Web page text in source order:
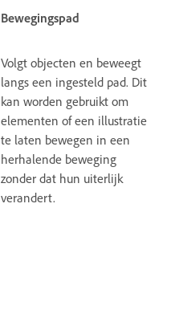
Bewegingspad
Volgt objecten en beweegt
langs een ingesteld pad. Dit
kan worden gebruikt om
elementen of een illustratie
te laten bewegen in een
herhalende beweging
zonder dat hun uiterlijk
verandert.